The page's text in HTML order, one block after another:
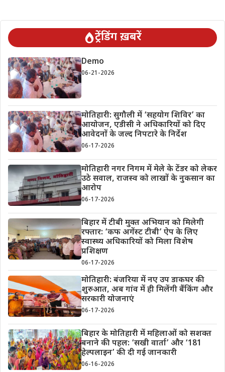
ट्रेंडिंग ख़बरें
Demo
06-21-2026
मोतिहारी: सुगौली में ‘सहयोग शिविर’ का
आयोजन, एडीसी ने अधिकारियों को दिए
आवेदनों के जल्द निपटारे के निर्देश
06-17-2026
मोतिहारी नगर निगम में मेले के टेंडर को लेकर
उठे सवाल, राजस्व को लाखों के नुकसान का
आरोप
06-17-2026
बिहार में टीबी मुक्त अभियान को मिलेगी
रफ्तार: ‘कफ अगेंस्ट टीबी’ ऐप के लिए
स्वास्थ्य अधिकारियों को मिला विशेष
प्रशिक्षण
06-17-2026
मोतिहारी: बंजरिया में नए उप डाकघर की
शुरुआत, अब गांव में ही मिलेंगी बैंकिंग और
सरकारी योजनाएं
06-17-2026
बिहार के मोतिहारी में महिलाओं को सशक्त
बनाने की पहल: ‘सखी वार्ता’ और ‘181
हेल्पलाइन’ की दी गई जानकारी
06-16-2026